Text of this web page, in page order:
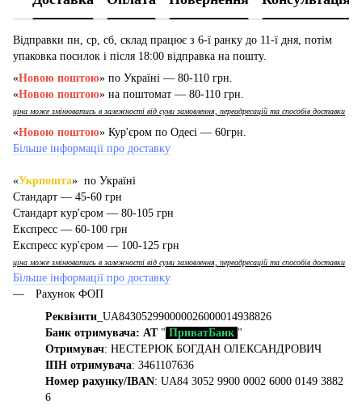
Відправки пн, ср, сб, склад працює з 6-ї ранку до 11-ї дня, потім
упаковка посилок і після 18:00 відправка на пошту.
«Новою поштою» по Україні — 80-110 грн.
«Новою поштою» на поштомат — 80-110 грн.
ціна може змінюватись в залежності від суми замовлення, переадресацій та способів доставки
«Новою поштою» Кур'єром по Одесі — 60грн.
Більше інформації про доставку
«Укрпошта» по Україні
Стандарт — 45-60 грн
Стандарт кур'єром — 80-105 грн
Експресс — 60-100 грн
Експресс кур'єром — 100-125 грн
ціна може змінюватись в залежності від суми замовлення, переадресацій та способів доставки
Більше інформації про доставку
Рахунок ФОП
Реквізити _UA843052990000026000014938826
Банк отримувача: АТ" ПриватБанк "
Отримувач: НЕСТЕРЮК БОГДАН ОЛЕКСАНДРОВИЧ
ІПН отримувача: 3461107636
Номер рахунку/IBAN: UA84 3052 9900 0002 6000 0149 3882
6